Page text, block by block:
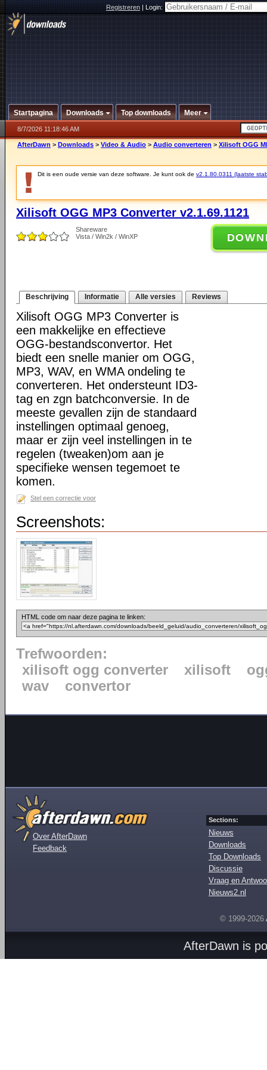
Registreren|Login:
Startpagina Downloads Top downloads Meer
8/7/2026 11:18:46 AM
AfterDawn > Downloads > Video & Audio > Audio converteren > Xilisoft OGG
Dit is een oude versie van deze software. Je kunt ook de v2.1.80.0311 (laatste
Xilisoft OGG MP3 Converter v2.1.69.1121
Shareware
Vista / Win2k / WinXP
Beschrijving Informatie Alle versies Reviews
Xilisoft OGG MP3 Converter is
een makkelijke en effectieve
OGG-bestandsconvertor. Het
biedt een snelle manier om OGG,
MP3, WAV, en WMA ondeling te
converteren. Het ondersteunt ID3-
tag en zgn batchconversie. In de
meeste gevallen zijn de standaard
instellingen optimaal genoeg,
maar er zijn veel instellingen in te
regelen (tweaken)om aan je
specifieke wensen tegemoet te
komen.
Stel een correctie voor
Screenshots:
HTML code om naar deze pagina te linken:
Trefwoorden:
xilisoft ogg converter
xilisoft
wav
convertor
Over AfterDawn
Feedback
Sections:
Nieuws
Downloads
Top Downloads
Discussie
Vraag en
Nieuws2.nl
© 1999-2026
AfterDawn is